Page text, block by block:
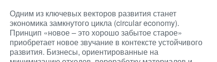
Одним из ключевых векторов развития станет
экономика замкнутого цикла (circular economy).
Принцип «новое – это хорошо забытое старое»
приобретает новое звучание в контексте устойчивого
развития. Бизнесы, ориентированные на